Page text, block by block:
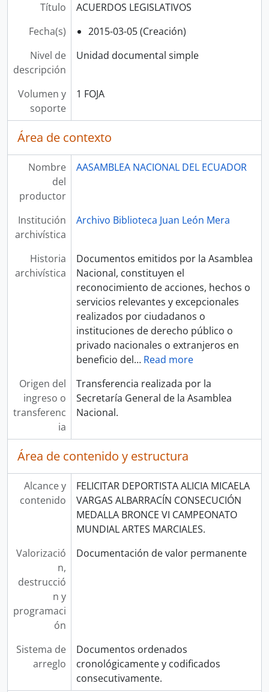
Título
ACUERDOS LEGISLATIVOS
Fecha(s)
2015-03-05 (Creación)
Nivel de
descripción
Unidad documental simple
Volumen y
soporte
1 FOJA
Área de contexto
Nombre
del
productor
AASAMBLEA NACIONAL DEL ECUADOR
Institución
archivística
Archivo Biblioteca Juan León Mera
Historia
archivística
Documentos emitidos por la Asamblea
Nacional, constituyen el
reconocimiento de acciones, hechos o
servicios relevantes y excepcionales
realizados por ciudadanos o
instituciones de derecho público o
privado nacionales o extranjeros en
beneficio del… Read more
Origen del
ingreso o
transferenc
ia
Transferencia realizada por la
Secretaría General de la Asamblea
Nacional.
Área de contenido y estructura
Alcance y
contenido
FELICITAR DEPORTISTA ALICIA MICAELA
VARGAS ALBARRACÍN CONSECUCIÓN
MEDALLA BRONCE VI CAMPEONATO
MUNDIAL ARTES MARCIALES.
Valorizació
n,
destrucció
n y
programaci
ón
Documentación de valor permanente
Sistema de
arreglo
Documentos ordenados
cronológicamente y codificados
consecutivamente.